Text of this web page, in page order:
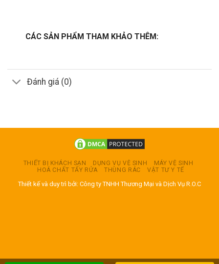
CÁC SẢN PHẨM THAM KHẢO THÊM:
Đánh giá (0)
THIẾT BỊ KHÁCH SẠN DỤNG VỤ VỆ SINH
MÁY VỆ SINH
HOÁ CHẤT TẨY RỬA
THÙNG RÁC VẬT TƯ Y TẾ
Thiết kế và duy trì bởi: Công ty TNHH Thương Mại và Dịch Vụ R.O.C